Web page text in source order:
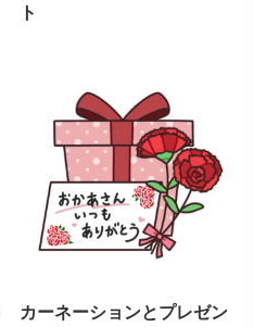
ト
カーネーションとプレゼン